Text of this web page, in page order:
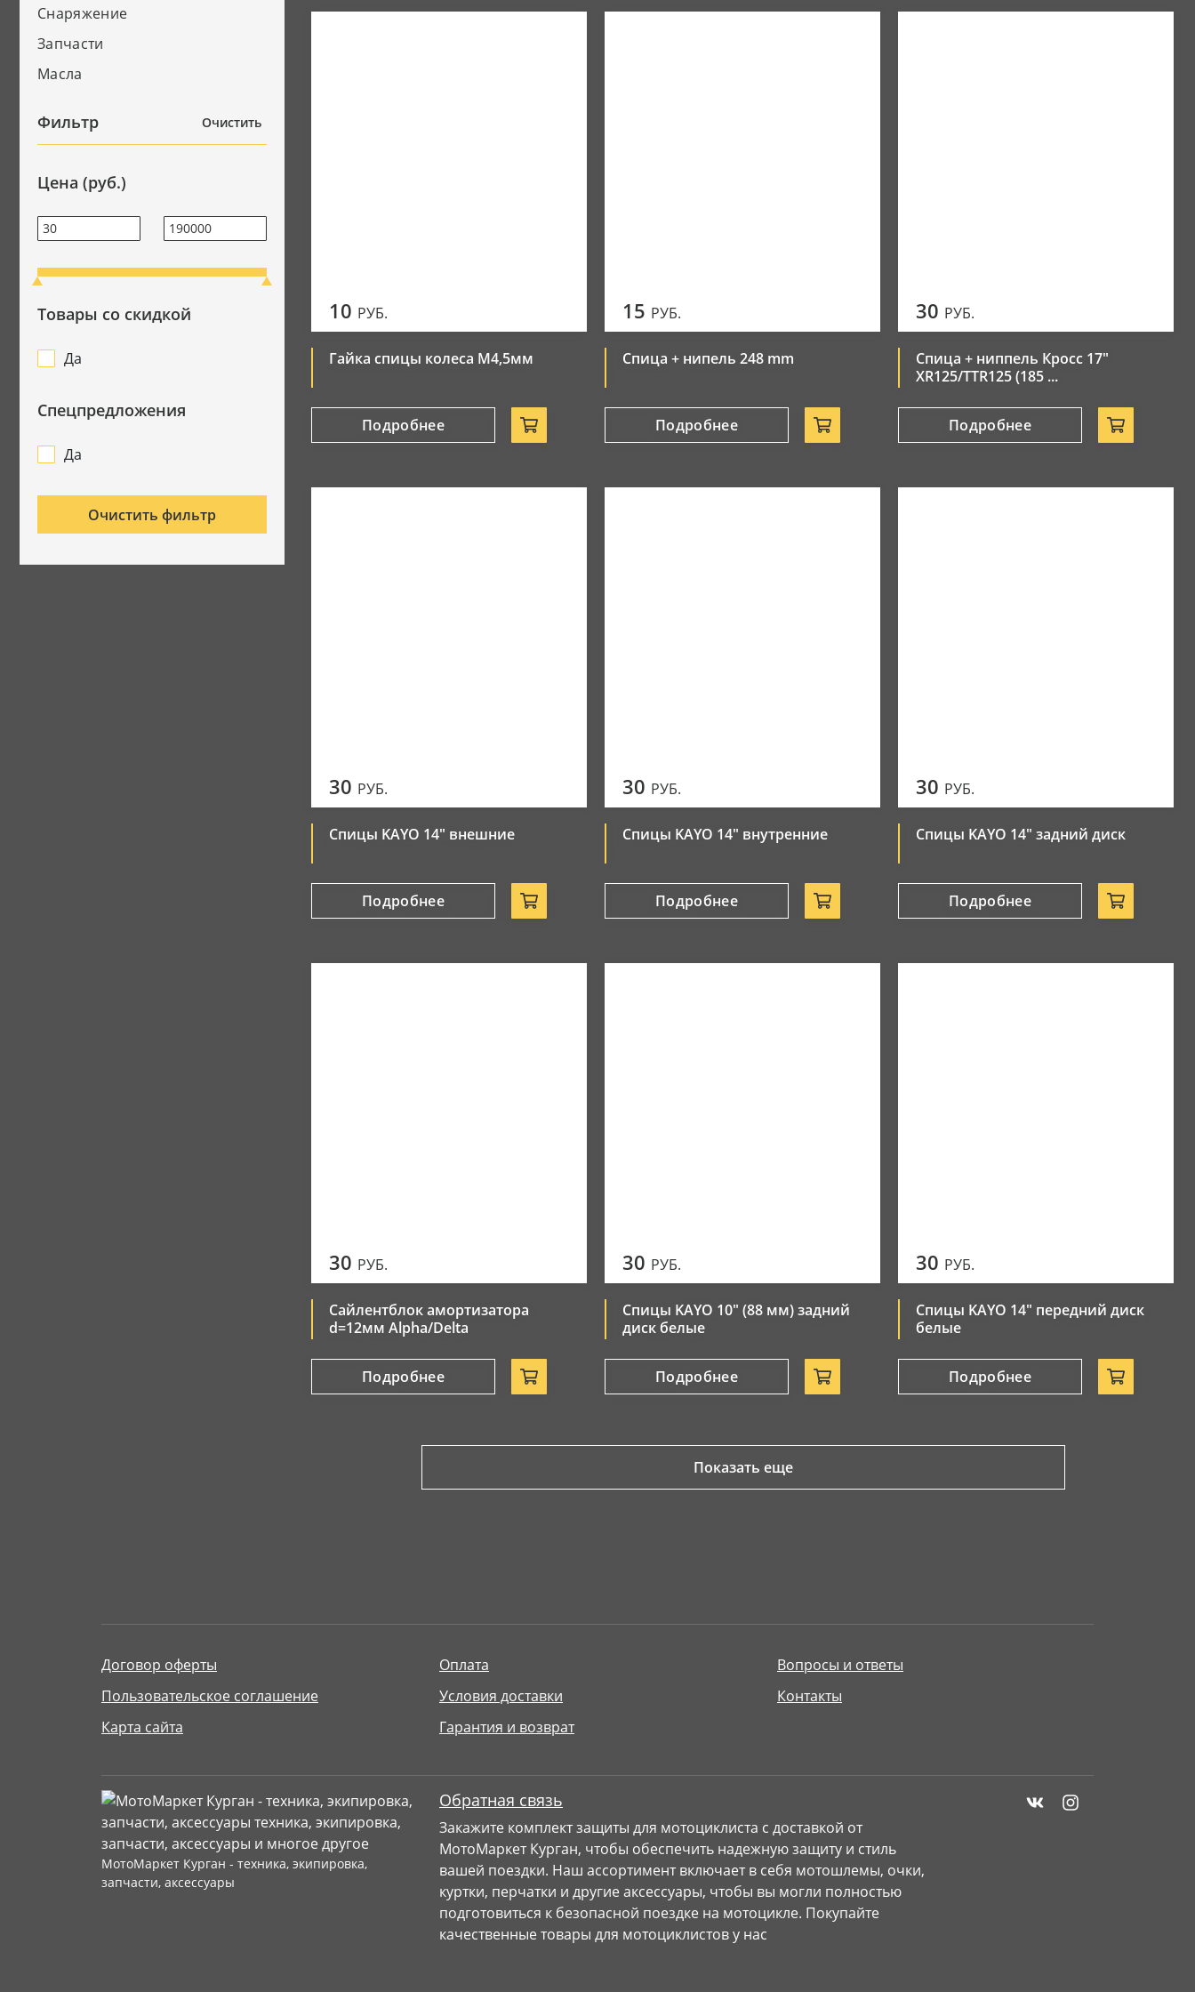
Снаряжение
Запчасти
Масла
Фильтр Очистить
Цена (руб.)
Товары со скидкой
Да
Спецпредложения
Да
Новинки
Очистить фильтр
10 РУБ.
Гайка спицы колеса М4,5мм
Подробнее
15 РУБ.
Спица + нипель 248 mm
Подробнее
30 РУБ.
Спица + ниппель Кросс 17"
XR125/TTR125 (185 ...
Подробнее
30 РУБ.
Спицы KAYO 14" внешние
Подробнее
30 РУБ.
Спицы KAYO 14" внутренние
Подробнее
30 РУБ.
Спицы KAYO 14" задний диск
Подробнее
30 РУБ.
Сайлентблок амортизатора
d=12мм Alpha/Delta
Подробнее
30 РУБ.
Спицы KAYO 10" (88 мм) задний
диск белые
Подробнее
30 РУБ.
Спицы KAYO 14" передний диск
белые
Подробнее
Показать еще
Договор оферты
Пользовательское соглашение
Карта сайта
Оплата
Условия доставки
Гарантия и возврат
Вопросы и ответы
Контакты
МотоМаркет Курган - техника, экипировка,
запчасти, аксессуары
Обратная связь
Закажите комплект защиты для мотоциклиста с доставкой от
МотоМаркет Курган, чтобы обеспечить надежную защиту и стиль
вашей поездки. Наш ассортимент включает в себя мотошлемы, очки,
куртки, перчатки и другие аксессуары, чтобы вы могли полностью
подготовиться к безопасной поездке на мотоцикле. Покупайте
качественные товары для мотоциклистов у нас